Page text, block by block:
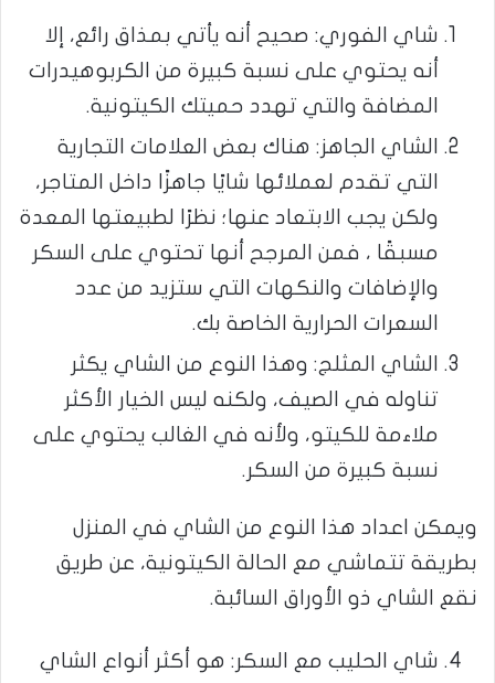
شاي الفوري: صحيح أنه يأتي بمذاق رائع، إلا
أنه يحتوي على نسبة كبيرة من الكربوهيدرات
المضافة والتي تهدد حميتك الكيتونية.
الشاي الجاهز: هناك بعض العلامات التجارية
التي تقدم لعملائها شايًا جاهزًا داخل المتاجر،
ولكن يجب الابتعاد عنها؛ نظرًا لطبيعتها المعدة
مسبقًا ، فمن المرجح أنها تحتوي على السكر
والإضافات والنكهات التي ستزيد من عدد
السعرات الحرارية الخاصة بك.
الشاي المثلج: وهذا النوع من الشاي يكثر
تناوله في الصيف، ولكنه ليس الخيار الأكثر
ملاءمة للكيتو، ولأنه في الغالب يحتوي على
نسبة كبيرة من السكر.
ويمكن اعداد هذا النوع من الشاي في المنزل
بطريقة تتماشي مع الحالة الكيتونية، عن طريق
نقع الشاي ذو الأوراق السائبة.
شاي الحليب مع السكر: هو أكثر أنواع الشاي